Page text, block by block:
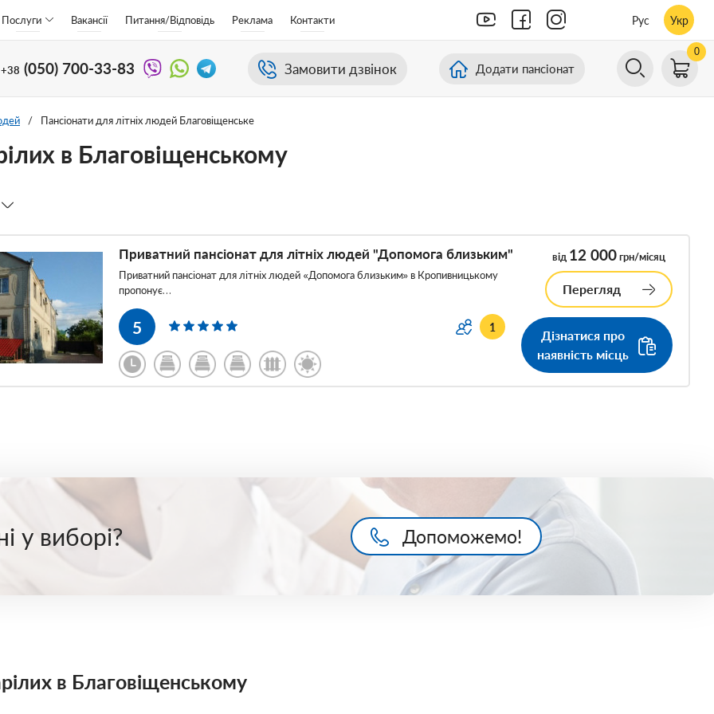
Послуги Вакансії Питання/Відповідь Реклама Контакти Рус Укр
+38 (050) 700-33-83 Замовити дзвінок Додати пансіонат
0
/ Пансіонати для літніх людей Благовіщенське
в Благовіщенському
Приватний пансіонат для літніх людей "Допомога близьким"
Приватний пансіонат для літніх людей «Допомога близьким» в Кропивницькому
пропонує…
5 1
від 12 000грн/місяц
Перегляд
Дізнатися про
наявність місць
у виборі? Допоможемо!
в Благовіщенському